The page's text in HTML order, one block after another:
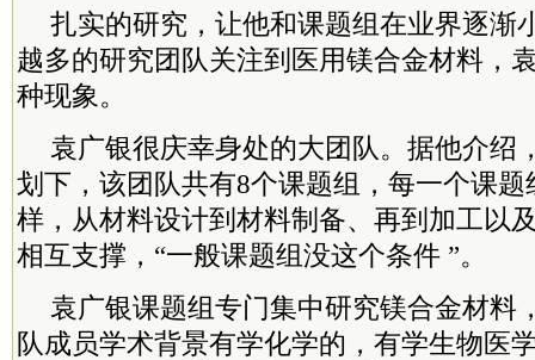
扎实的研究，让他和课题组在业界逐渐
越多的研究团队关注到医用镁合金材料，
种现象。
袁广银很庆幸身处的大团队。据他介绍
划下，该团队共有8个课题组，每一个课
样，从材料设计到材料制备、再到加工以
相互支撑，“一般课题组没这个条件 ”。
袁广银课题组专门集中研究镁合金材料
队成员学术背景有学化学的，有学生物医